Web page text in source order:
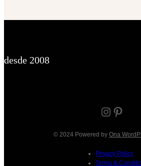
desde 2008
Instagram Pinterest
© 2024 Powered by Ona
Privacy Policy
Terms &